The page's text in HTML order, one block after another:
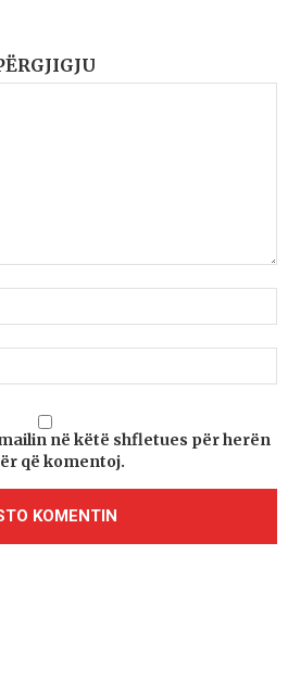
në këtë shfletues për herën
që komentoj.